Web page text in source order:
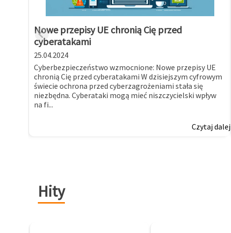
Nowe przepisy UE chronią Cię przed
cyberatakami
25.04.2024
Cyberbezpieczeństwo wzmocnione: Nowe przepisy UE
chronią Cię przed cyberatakami W dzisiejszym cyfrowym
świecie ochrona przed cyberzagrożeniami stała się
niezbędna. Cyberataki mogą mieć niszczycielski wpływ
na fi...
Czytaj dalej
Hity